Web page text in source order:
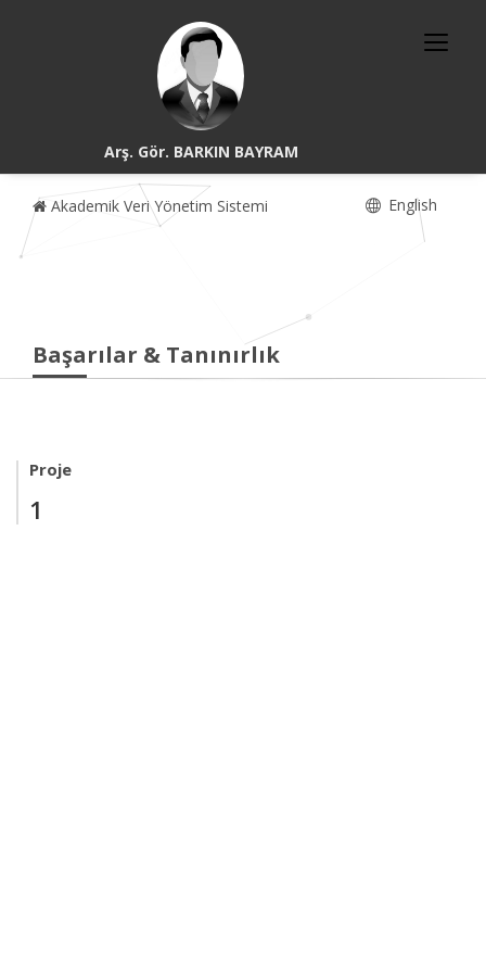
Arş. Gör. BARKIN BAYRAM
Akademik Veri Yönetim Sistemi English
Başarılar & Tanınırlık
Proje
1